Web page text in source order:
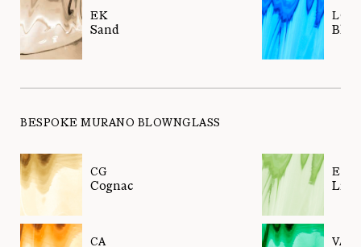
EK
Sand
LQ
BESPOKE MURANO BLOWNGLASS
CG
Cognac
CA
EL
VA